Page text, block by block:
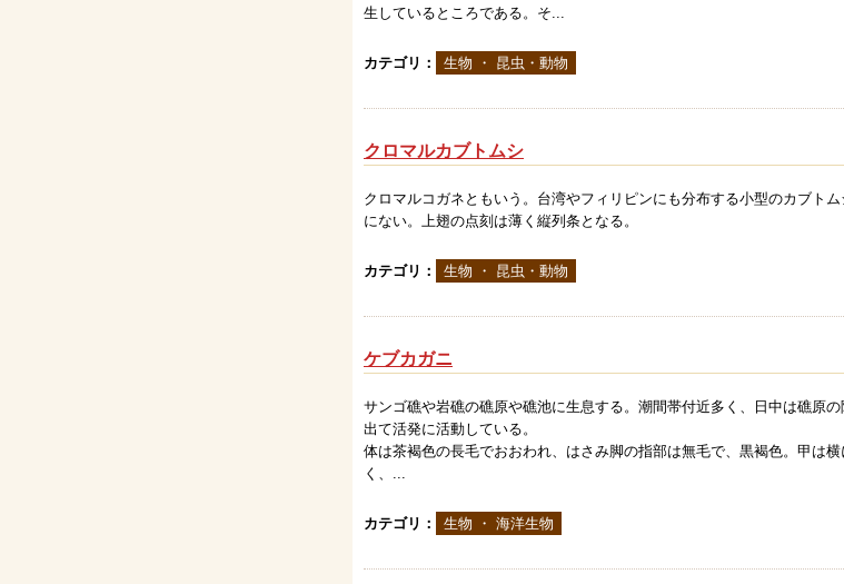
生しているところである。そ...
カテゴリ： 生物 ・ 昆虫・動物
クロマルカブトムシ
クロマルコガネともいう。台湾やフィリピンにも分布する小型のカブト
にない。上翅の点刻は薄く縦列条となる。
カテゴリ： 生物 ・ 昆虫・動物
ケブカガニ
サンゴ礁や岩礁の礁原や礁池に生息する。潮間帯付近多く、日中は礁原
出て活発に活動している。
体は茶褐色の長毛でおおわれ、はさみ脚の指部は無毛で、黒褐色。甲は
く、...
カテゴリ： 生物 ・ 海洋生物